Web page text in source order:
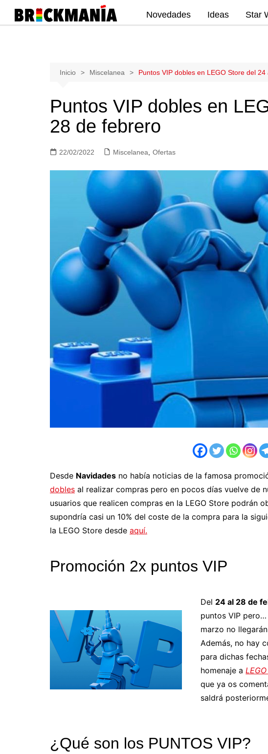
Creator.
Novedades Ideas Star
Inicio Miscelanea Puntos VIP dobles en LEGO Store del
Puntos VIP dobles en
28 de febrero
22/02/2022 Miscelanea Ofertas
Desde Navidades no había noticias de la famosa
dobles al realizar compras pero en pocos días vuelve de
usuarios que realicen compras en la LEGO Store podrán
supondría casi un 10% del coste de la compra para la
la LEGO Store desde aquí.
Promoción 2x ​​puntos VIP
Del 24 al 28 de
puntos VIP
marzo no
Además, no hay
para dichas
homenaje a
que ya os
saldrá
¿Qué son los PUNTOS VIP?